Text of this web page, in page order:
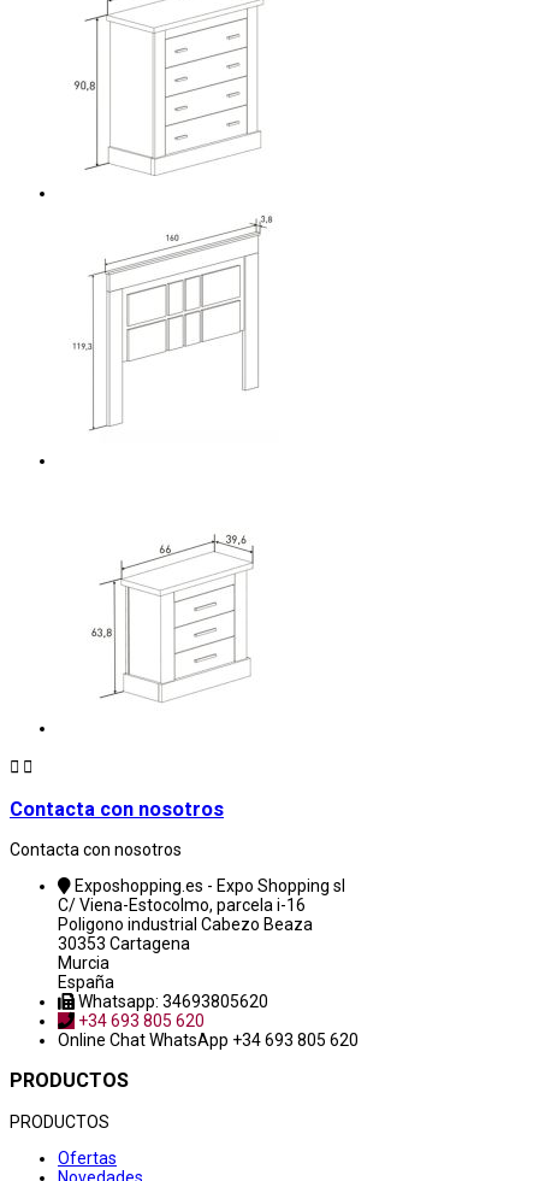
 
Contacta con nosotros
Contacta con nosotros
Exposhopping.es - Expo Shopping sl
C/ Viena-Estocolmo, parcela i-16
Poligono industrial Cabezo Beaza
30353 Cartagena
Murcia
España
Whatsapp: 34693805620
+34 693 805 620
Online ChatWhatsApp +34 693 805 620
PRODUCTOS
PRODUCTOS
Ofertas